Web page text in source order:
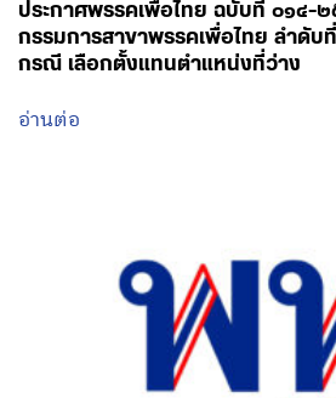
ประกาศพรรคเพื่อไทย ฉบับที่ ๐๑๔-๒
กรรมการสาขาพรรคเพื่อไทย ลำดับ
กรณี เลือกตั้งแทนตำแหน่งที่ว่าง
อ่านต่อ